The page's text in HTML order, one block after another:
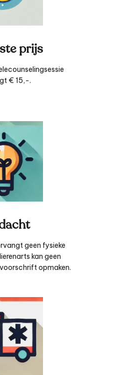
prijs
​​€ 15,-.
geen fysieke
kan geen
opmaken.